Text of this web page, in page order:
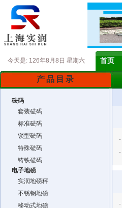
今天是: 126年8月8日 星期六 首页
产品目录
砝码
套装砝码
标准砝码
锁型砝码
特殊砝码
铸铁砝码
电子地磅
实润地磅秤
不锈钢地磅
移动式地磅
·
·
·